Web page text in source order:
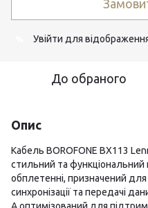
Увійти для
До обраного
Опис
Кабель BOROFONE BX113
стильний та функціональний
обплетенні, призначений
синхронізації та передачі